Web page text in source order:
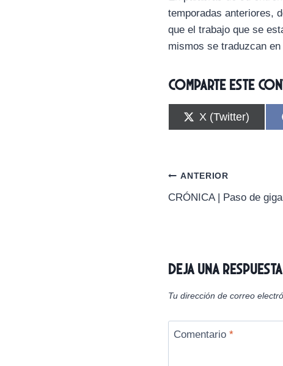
temporadas anteriores,
que el trabajo que se
mismos se traduzcan
Comparte este
C
o
r
t
i
r
X (Twitter)
Navegación
de
ANTERIOR
CRÓNICA | Paso de
Deja una respuesta
Tu dirección de correo
Comentario *